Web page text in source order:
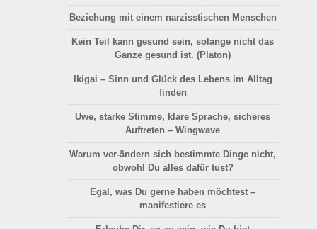
Beziehung mit einem narzisstischen Menschen
Kein Teil kann gesund sein, solange nicht das
Ganze gesund ist. (Platon)
Ikigai – Sinn und Glückdes Lebens im Alltag
finden
Uwe, starke Stimme, klare Sprache, sicheres
Auftreten – Wingwave
Warum ver-ändern sich bestimmte Dinge nicht,
obwohl Du alles dafür tust?
Egal, was Du gerne haben möchtest –
manifestiere es